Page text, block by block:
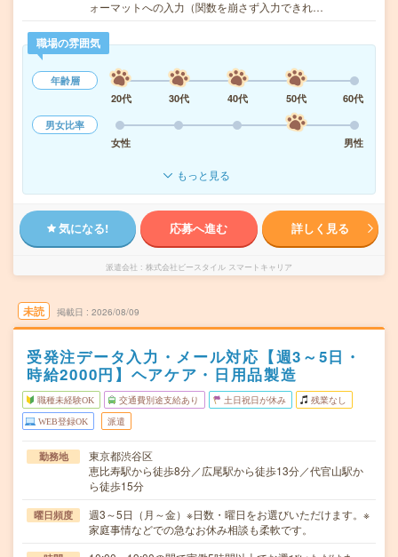
ォーマットへの入力（関数を崩さず入力できれ…
職場の雰囲気
年齢層
20代
30代 40代 50代
60代
男女比率
女性
男性
もっと見る
気になる! 応募へ進む 詳しく見る
派遣会社 株式会社ビースタイル スマートキャリア
未読 掲載日 2026/08/09
受発注データ入力・メール対応【週3～5日・
時給2000円】ヘアケア・日用品製造
職種未経験OK 交通費別途支給あり 土日祝日が休み 残業なし
WEB登録OK 派遣
勤務地
東京都渋谷区
恵比寿駅から徒歩8分／広尾駅から徒歩13分／代官山駅か
ら徒歩15分
曜日頻度
週3～5日（月～金）※日数・曜日をお選びいただけます。※
家庭事情などでの急なお休み相談も柔軟です。